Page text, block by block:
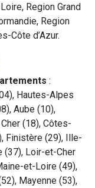
Region Grand
Region
Côte d’Azur.
:
Hautes-Alpes
Aube (10),
(18), Côtes-
Finistère (29), Ille-
(37), Loir-et-Cher
et-Loire (49),
Mayenne (53),